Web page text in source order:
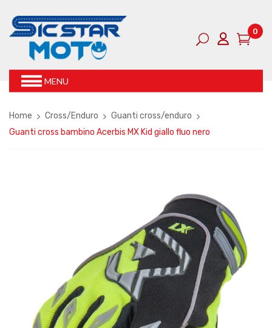
0
MENU
Home Cross/Enduro
Guanti cross/enduro
Guanti cross bambino Acerbis MX Kid giallo fluo nero